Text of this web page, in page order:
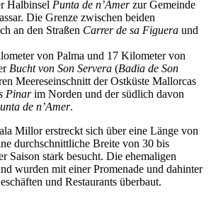
Halbinsel Punta de n’Amerzur Gemeinde
Die Grenze zwischen beiden
an den Straßen Carrer de sa Figuera und
von Palma und 17 Kilometer von
Bucht von Son Servera (Badia de Son
Meereseinschnitt der Ostküste Mallorcas
Pinarim Norden und der südlich davon
de n’Amer.
Millor erstreckt sich über eine Länge von
durchschnittliche Breite von 30 bis
Saison stark besucht. Die ehemaligen
wurden mit einer Promenade und dahinter
und Restaurants überbaut.